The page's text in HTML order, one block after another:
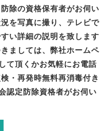
除の資格保有者がお伺い
を写真に撮り、テレビで
い詳細の説明を致します
ましては、弊社ホームペ
て頂くかお気軽にお電話
・再発時無料再消毒付き
認定防除資格者がお伺い